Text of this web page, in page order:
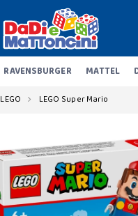
RAVENSBURGER MATTEL
LEGO LEGO Super Mario